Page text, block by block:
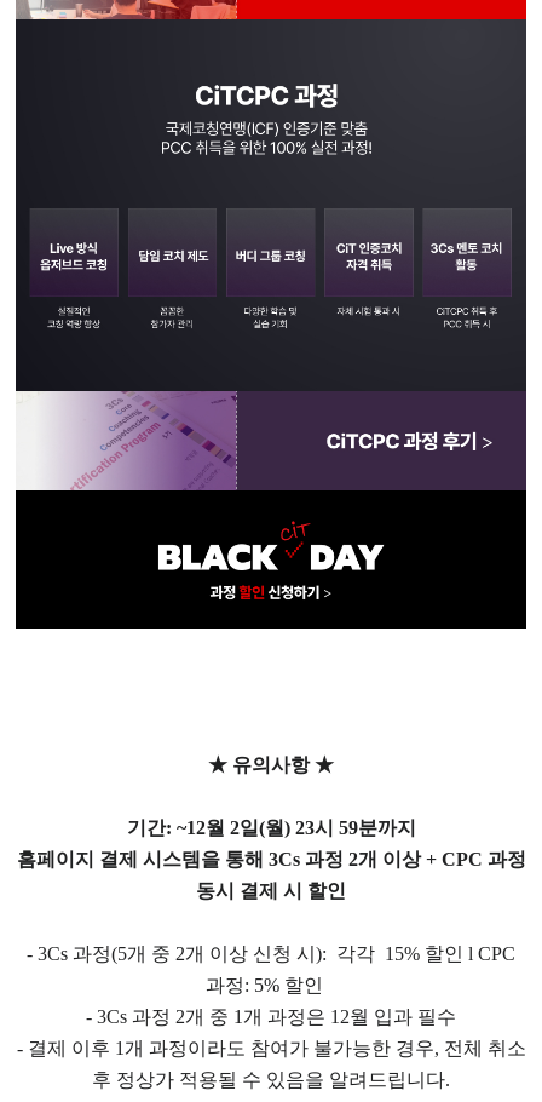
★ 유의사항★
기간: ~12월 2일(월) 23시 59분까지
홈페이지 결제 시스템을 통해 3Cs 과정 2개 이상 + CPC 과정
동시 결제 시 할인
- 3Cs 과정(5개 중 2개 이상 신청 시): 각각 15% 할인 l CPC
과정: 5% 할인
- 3Cs 과정 2개 중 1개 과정은 12월 입과 필수
- 결제 이후 1개 과정이라도 참여가 불가능한 경우, 전체 취소
후 정상가 적용될 수 있음을 알려드립니다.